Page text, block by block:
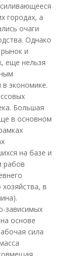
городах, а
очаги
Однако
и
еще нельзя
экономике.
Большая
в основном
на базе и
рабов
в
зависимых
основе
сила